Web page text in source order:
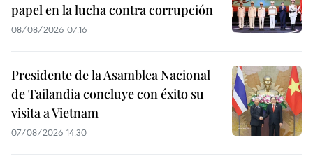
papel en la lucha contra corrupción
08/08/2026 07:16
Presidente de la Asamblea Nacional
de Tailandia concluye con éxito su
visita a Vietnam
07/08/2026 14:30